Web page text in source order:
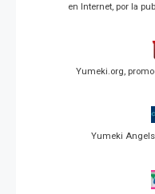
en Internet, por la
Yumeki.org,
Yumeki